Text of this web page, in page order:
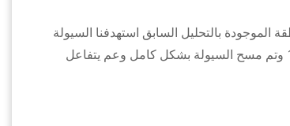
الموجودة بالتحليل السابق استهدفنا السيولة
الموجودة عند مستوى 1.07774 وتم مسح السيولة بشكل كامل وعم يتفاعل